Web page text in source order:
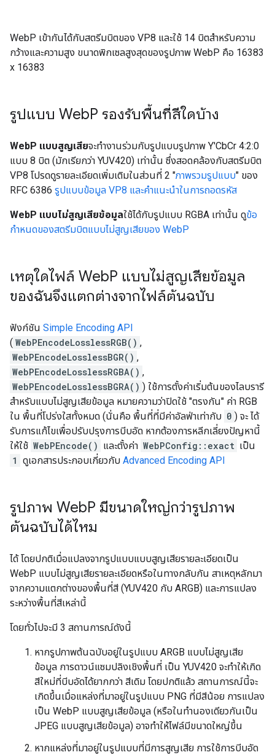
WebP เข้ากันได้กับสตรีมบิตของ VP8 และใช้ 14 บิตสำหรับความ
กว้างและความสูง ขนาดพิกเซลสูงสุดของรูปภาพ WebP คือ 16383
x 16383
รูปแบบ WebP รองรับพื้นที่สีใดบ้าง
WebP แบบสูญเสียจะทำงานร่วมกับรูปแบบรูปภาพ Y'CbCr 4:2:0
แบบ 8 บิต (มักเรียกว่า YUV420) เท่านั้น ซึ่งสอดคล้องกับสตรีมบิต
VP8 โปรดดูรายละเอียดเพิ่มเติมในส่วนที่ 2 "ภาพรวมรูปแบบ" ของ
RFC 6386 รูปแบบข้อมูล VP8 และคำแนะนำในการถอดรหัส
WebP แบบไม่สูญเสียข้อมูลใช้ได้กับรูปแบบ RGBA เท่านั้น ดูข้อ
กำหนดของสตรีมบิตแบบไม่สูญเสียของ WebP
เหตุใดไฟล์ WebP แบบไม่สูญเสียข้อมูล
ของฉันจึงแตกต่างจากไฟล์ต้นฉบับ
ฟังก์ชัน Simple Encoding API
( WebPEncodeLosslessRGB() ,
WebPEncodeLosslessBGR() ,
WebPEncodeLosslessRGBA() ,
WebPEncodeLosslessBGRA() ) ใช้การตั้งค่าเริ่มต้นของไลบรารี
สำหรับแบบไม่สูญเสียข้อมูล หมายความว่าปิดใช้ "ตรงกัน" ค่า RGB
ใน พื้นที่โปร่งใสทั้งหมด (นั่นคือ พื้นที่ที่มีค่าอัลฟ่าเท่ากับ 0 ) จะ ได้
รับการแก้ไขเพื่อปรับปรุงการบีบอัด หากต้องการหลีกเลี่ยงปัญหานี้
ให้ใช้ WebPEncode() และตั้งค่า WebPConfig::exact เป็น
1 ดูเอกสารประกอบเกี่ยวกับ Advanced Encoding API
รูปภาพ WebP มีขนาดใหญ่กว่ารูปภาพ
ต้นฉบับได้ไหม
ได้ โดยปกติเมื่อแปลงจากรูปแบบแบบสูญเสียรายละเอียดเป็น
WebP แบบไม่สูญเสียรายละเอียดหรือในทางกลับกัน สาเหตุหลักมา
จากความแตกต่างของพื้นที่สี (YUV420 กับ ARGB) และการแปลง
ระหว่างพื้นที่สีเหล่านี้
โดยทั่วไปจะมี 3 สถานการณ์ดังนี้
หากรูปภาพต้นฉบับอยู่ในรูปแบบ ARGB แบบไม่สูญเสีย
ข้อมูล การดาวน์แซมปลิงเชิงพื้นที่ เป็น YUV420 จะทำให้เกิด
สีใหม่ที่บีบอัดได้ยากกว่า สีเดิม โดยปกติแล้ว สถานการณ์นี้จะ
เกิดขึ้นเมื่อแหล่งที่มาอยู่ในรูปแบบ PNG ที่มีสีน้อย การแปลง
เป็น WebP แบบสูญเสียข้อมูล (หรือในทำนองเดียวกันเป็น
JPEG แบบสูญเสียข้อมูล) อาจทำให้ไฟล์มีขนาดใหญ่ขึ้น
หากแหล่งที่มาอยู่ในรูปแบบที่มีการสูญเสีย การใช้การบีบอัด